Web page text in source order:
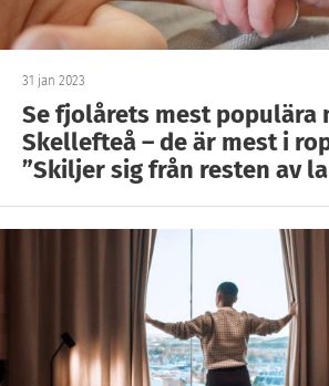
31 jan 2023
Se fjolårets mest populära
Skellefteå – de är mest i
”Skiljer sig från resten av